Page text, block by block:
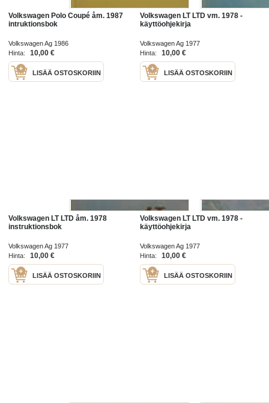
Volkswagen Polo Coupé åm. 1987
intruktionsbok
Volkswagen Ag 1986
Hinta:
10,00 €
LISÄÄ OSTOSKORIIN
Volkswagen LT LTD vm. 1978 -
käyttöohjekirja
Volkswagen Ag 1977
Hinta:
10,00 €
LISÄÄ OSTOSKORIIN
Volkswagen LT LTD åm. 1978
instruktionsbok
Volkswagen Ag 1977
Hinta:
10,00 €
LISÄÄ OSTOSKORIIN
Volkswagen LT LTD vm. 1978 -
käyttöohjekirja
Volkswagen Ag 1977
Hinta:
10,00 €
LISÄÄ OSTOSKORIIN